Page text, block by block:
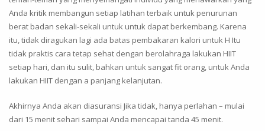
Anda kritik membangun setiap latihan terbaik untuk penurunan
berat badan sekali-sekali untuk untuk dapat berkembang. Karena
itu, tidak diragukan lagi ada batas pembakaran kalori untuk H Itu
tidak praktis cara tetap sehat dengan berolahraga lakukan HIIT
setiap hari, dan itu sulit, bahkan untuk sangat fit orang, untuk Anda
lakukan HIIT dengan a panjang kelanjutan.
Akhirnya Anda akan diasuransi Jika tidak, hanya perlahan – mulai
dari 15 menit sehari sampai Anda mencapai tanda 45 menit.